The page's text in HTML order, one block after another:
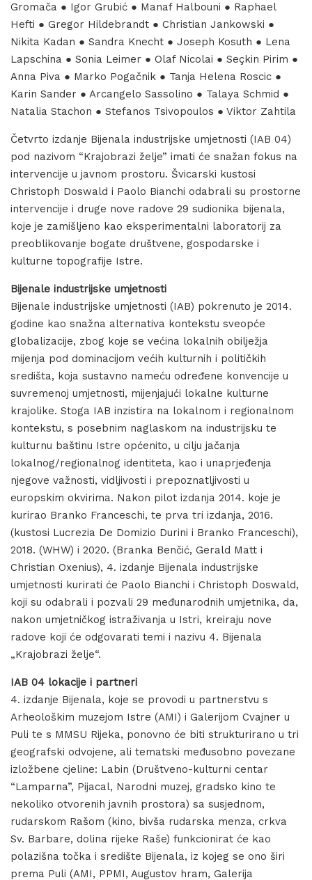
Gromača ● Igor Grubić ● Manaf Halbouni ● Raphael
Hefti ● Gregor Hildebrandt ● Christian Jankowski ●
Nikita Kadan ● Sandra Knecht ● Joseph Kosuth ● Lena
Lapschina ● Sonia Leimer ● Olaf Nicolai ● Seçkin Pirim ●
Anna Piva ● Marko Pogačnik ● Tanja Helena Roscic ●
Karin Sander ● Arcangelo Sassolino ● Talaya Schmid ●
Natalia Stachon ● Stefanos Tsivopoulos ● Viktor Zahtila
Četvrto izdanje Bijenala industrijske umjetnosti (IAB 04)
pod nazivom “Krajobrazi želje” imati će snažan fokus na
intervencije u javnom prostoru. Švicarski kustosi
Christoph Doswald i Paolo Bianchi odabrali su prostorne
intervencije i druge nove radove 29 sudionika bijenala,
koje je zamišljeno kao eksperimentalni laboratorij za
preoblikovanje bogate društvene, gospodarske i
kulturne topografije Istre.
Bijenale industrijske umjetnosti
Bijenale industrijske umjetnosti (IAB) pokrenuto je 2014.
godine kao snažna alternativa kontekstu sveopće
globalizacije, zbog koje se većina lokalnih obilježja
mijenja pod dominacijom većih kulturnih i političkih
središta, koja sustavno nameću određene konvencije u
suvremenoj umjetnosti, mijenjajući lokalne kulturne
krajolike. Stoga IAB inzistira na lokalnom i regionalnom
kontekstu, s posebnim naglaskom na industrijsku te
kulturnu baštinu Istre općenito, u cilju jačanja
lokalnog/regionalnog identiteta, kao i unaprjeđenja
njegove važnosti, vidljivosti i prepoznatljivosti u
europskim okvirima. Nakon pilot izdanja 2014. koje je
kurirao Branko Franceschi, te prva tri izdanja, 2016.
(kustosi Lucrezia De Domizio Durini i Branko Franceschi),
2018. (WHW) i 2020. (Branka Benčić, Gerald Matt i
Christian Oxenius), 4. izdanje Bijenala industrijske
umjetnosti kurirati će Paolo Bianchi i Christoph Doswald,
koji su odabrali i pozvali 29 međunarodnih umjetnika, da,
nakon umjetničkog istraživanja u Istri, kreiraju nove
radove koji će odgovarati temi i nazivu 4. Bijenala
„Krajobrazi želje“.
IAB 04 lokacije i partneri
4. izdanje Bijenala, koje se provodi u partnerstvu s
Arheološkim muzejom Istre (AMI) i Galerijom Cvajner u
Puli te s MMSU Rijeka, ponovno će biti strukturirano u tri
geografski odvojene, ali tematski međusobno povezane
izložbene cjeline: Labin (Društveno-kulturni centar
“Lamparna”, Pijacal, Narodni muzej, gradsko kino te
nekoliko otvorenih javnih prostora) sa susjednom,
rudarskom Rašom (kino, bivša rudarska menza, crkva
Sv. Barbare, dolina rijeke Raše) funkcionirat će kao
polazišna točka i središte Bijenala, iz kojeg se ono širi
prema Puli (AMI, PPMI, Augustov hram, Galerija